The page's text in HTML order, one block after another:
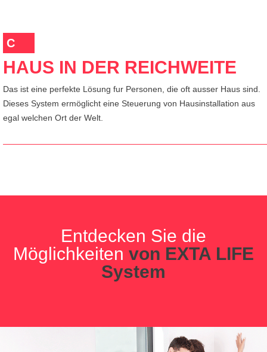
C
HAUS IN DER REICHWEITE
Das ist eine perfekte Lösung fur Personen, die oft ausser Haus sind.
Dieses System ermöglicht eine Steuerung von Hausinstallation aus
egal welchen Ort der Welt.
Entdecken Sie die
Möglichkeiten von EXTA LIFE
System